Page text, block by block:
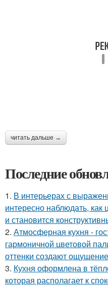
читать дальше →
Последние
1. В интерьерах с
интересно наблюдать, как
и становится
2. Атмосферная кухня -
гармоничной цветовой
оттенки создают
3. Кухня оформлена в
которая располагает к